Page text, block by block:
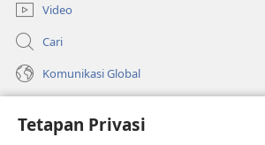
Tetapan Privasi
Video
Cari
Komunikasi Global